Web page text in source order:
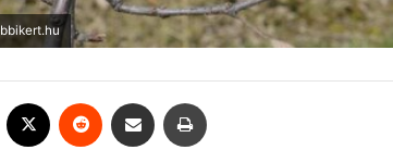
Facebook Reddit Megosztás email-ben